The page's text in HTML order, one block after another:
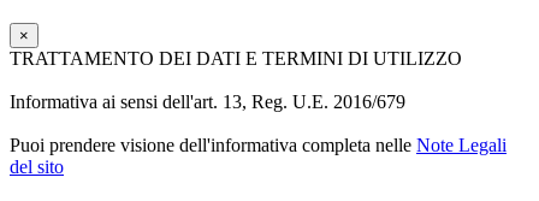
×
TRATTAMENTO DEI DATI E TERMINI DI UTILIZZO
Informativa ai sensi dell'art. 13, Reg. U.E. 2016/679
Puoi prendere visione dell'informativa completa nelle Note Legali
del sito